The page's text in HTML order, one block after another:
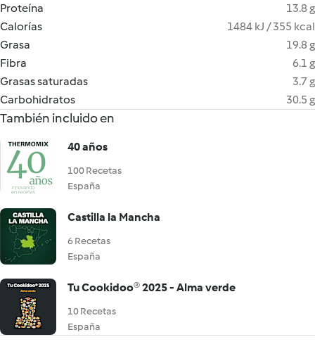
Proteína
13.8 g
Calorías
1484 kJ / 355 kcal
Grasa
19.8 g
Fibra
6.1 g
Grasas saturadas
3.7 g
Carbohidratos
30.5 g
También incluido en
40 años
100 Recetas
España
Castilla la Mancha
6 Recetas
España
Tu Cookidoo® 2025 - Alma verde
10 Recetas
España